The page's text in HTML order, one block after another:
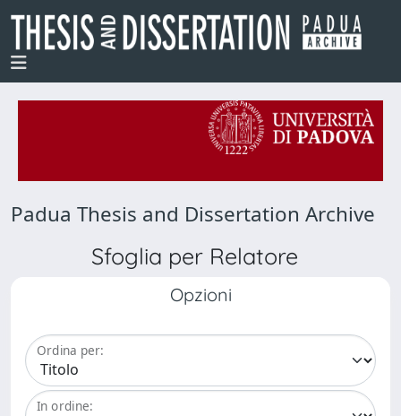
Padua Thesis and Dissertation Archive
Sfoglia per Relatore
Opzioni
Ordina per:
In ordine: